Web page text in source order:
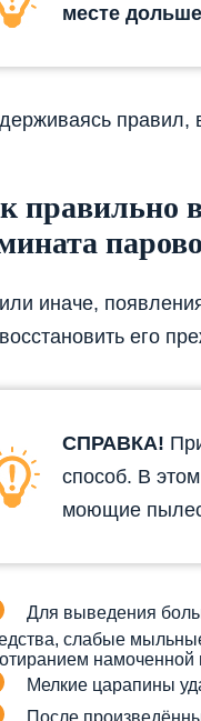
месте
правил,
правильно
иначе,
его
СПРАВКА!
способ. В
моющие
Для выведения
слабые
намоченной
Мелкие царапины
После